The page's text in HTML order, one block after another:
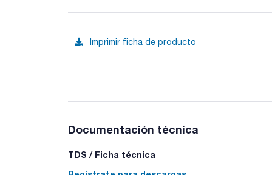
Imprimir ficha de producto
Documentación técnica
TDS / Ficha técnica